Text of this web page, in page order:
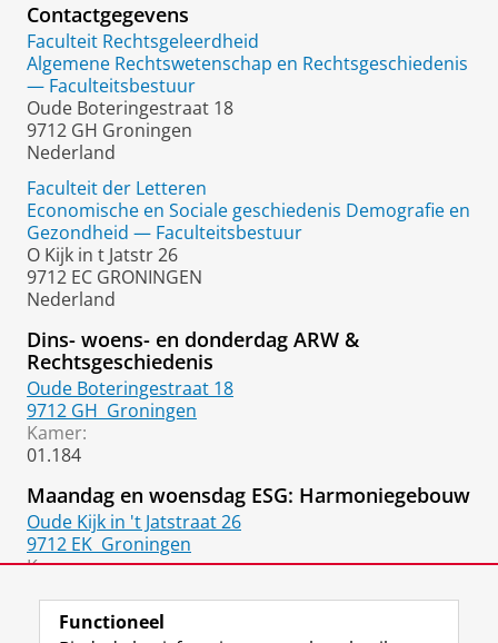
Contactgegevens
Faculteit Rechtsgeleerdheid
Algemene Rechtswetenschap en Rechtsgeschiedenis
— Faculteitsbestuur
Oude Boteringestraat 18
9712 GH Groningen
Nederland
Faculteit der Letteren
Economische en Sociale geschiedenis Demografie en
Gezondheid — Faculteitsbestuur
O Kijk in t Jatstr 26
9712 EC GRONINGEN
Nederland
Dins- woens- en donderdag ARW &
Rechtsgeschiedenis
Oude Boteringestraat 18
9712 GH Groningen
Kamer:
01.184
Maandag en woensdag ESG: Harmoniegebouw
Oude Kijk in 't Jatstraat 26
9712 EK Groningen
Kamer:
Functioneel